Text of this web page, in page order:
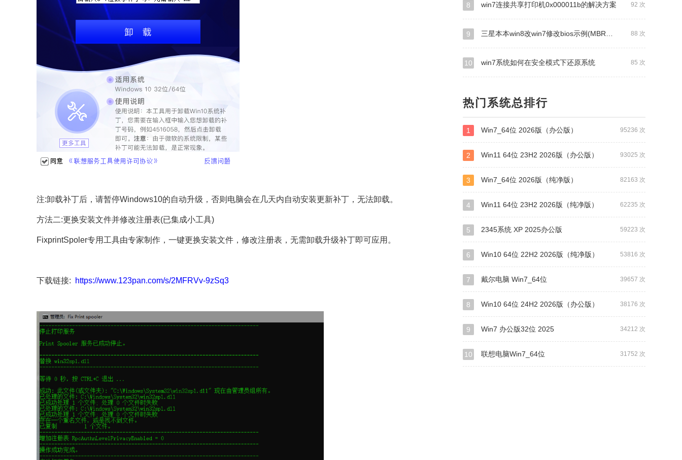
注:卸载补丁后，请暂停Windows10的自动升级，否则电脑会在几天内自动安装更新补丁，无法卸载。
方法二:更换安装文件并修改注册表(已集成小工具)
FixprintSpoler专用工具由专家制作，一键更换安装文件，修改注册表，无需卸载升级补丁即可应用。
下载链接: https://www.123pan.com/s/2MFRVv-9zSq3​​​​​​​
92 次
8 win7连接共享打印机0x000011b的解决方案
88 次
9 三星本本win8改win7修改bios示例(MBR版）
85 次
10 win7系统如何在安全模式下还原系统
热门系统总排行
95236 次
1 Win7_64位 2026版（办公版）
93025 次
2 Win11 64位 23H2 2026版（办公版）
82163 次
3 Win7_64位 2026版（纯净版）
62235 次
4 Win11 64位 23H2 2026版（纯净版）
59223 次
5 2345系统 XP 2025办公版
53816 次
6 Win10 64位 22H2 2026版（纯净版）
39657 次
7 戴尔电脑 Win7_64位
38176 次
8 Win10 64位 24H2 2026版（办公版）
34212 次
9 Win7 办公版32位 2025
31752 次
10 联想电脑Win7_64位